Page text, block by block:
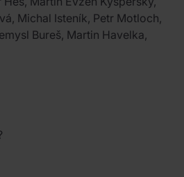
Michal Isteník, Petr Motloch,
Bureš, Martin Havelka,